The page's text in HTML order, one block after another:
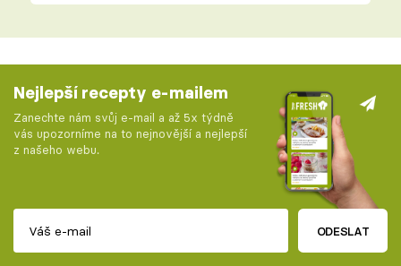
Nejlepší recepty e-mailem
Zanechte nám svůj e-mail a až 5x týdně
vás upozorníme na to nejnovější a nejlepší
z našeho webu.
ODESLAT